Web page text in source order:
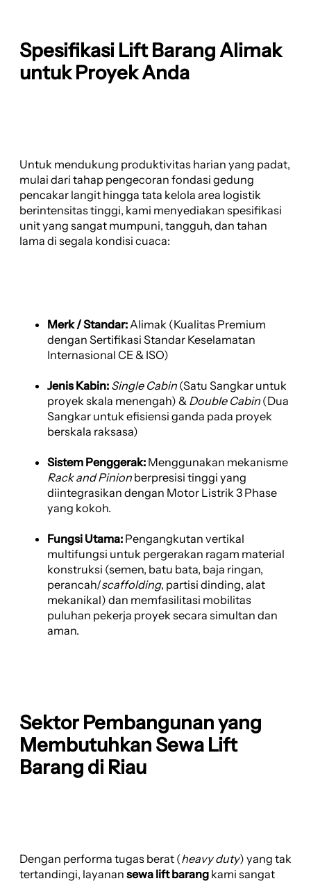
Spesifikasi Lift Barang Alimak
untuk Proyek Anda
Untuk mendukung produktivitas harian yang padat,
mulai dari tahap pengecoran fondasi gedung
pencakar langit hingga tata kelola area logistik
berintensitas tinggi, kami menyediakan spesifikasi
unit yang sangat mumpuni, tangguh, dan tahan
lama di segala kondisi cuaca:
Merk / Standar:Alimak (Kualitas Premium
dengan Sertifikasi Standar Keselamatan
Internasional CE & ISO)
Jenis Kabin: Single Cabin (Satu Sangkar untuk
proyek skala menengah) & Double Cabin (Dua
Sangkar untuk efisiensi ganda pada proyek
berskala raksasa)
Sistem Penggerak: Menggunakan mekanisme
Rack and Pinion berpresisi tinggi yang
diintegrasikan dengan Motor Listrik 3 Phase
yang kokoh.
Fungsi Utama: Pengangkutan vertikal
multifungsi untuk pergerakan ragam material
konstruksi (semen, batu bata, baja ringan,
perancah/scaffolding, partisi dinding, alat
mekanikal) dan memfasilitasi mobilitas
puluhan pekerja proyek secara simultan dan
aman.
Sektor Pembangunan yang
Membutuhkan Sewa Lift
Barang di Riau
Dengan performa tugas berat (heavy duty) yang tak
tertandingi, layanan sewa lift barang kami sangat